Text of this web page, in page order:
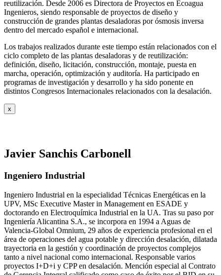
reutilización. Desde 2006 es Directora de Proyectos en Ecoagua
Ingenieros, siendo responsable de proyectos de diseño y
construcción de grandes plantas desaladoras por ósmosis inversa
dentro del mercado español e internacional.
Los trabajos realizados durante este tiempo están relacionados con el
ciclo completo de las plantas desaladoras y de reutilización:
definición, diseño, licitación, construcción, montaje, puesta en
marcha, operación, optimización y auditoría. Ha participado en
programas de investigación y desarrollo y ha sido ponente en
distintos Congresos Internacionales relacionados con la desalación.
x
Javier Sanchis Carbonell
Ingeniero Industrial
Ingeniero Industrial en la especialidad Técnicas Energéticas en la
UPV, MSc Executive Master in Management en ESADE y
doctorando en Electroquímica Industrial en la UA. Tras su paso por
Ingeniería Alicantina S.A., se incorpora en 1994 a Aguas de
Valencia-Global Omnium, 29 años de experiencia profesional en el
área de operaciones del agua potable y dirección desalación, dilatada
trayectoria en la gestión y coordinación de proyectos complejos
tanto a nivel nacional como internacional. Responsable varios
proyectos I+D+i y CPP en desalación. Mención especial al Contrato